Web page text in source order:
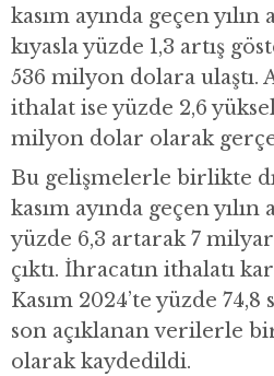
kasım ayında geçen
kıyasla yüzde 1,3 artış
536 milyon dolara ulaştı.
ithalat ise yüzde 2,6
milyon dolar olarak
Bu gelişmelerle birlikte
kasım ayında geçen yılın
yüzde 6,3 artarak 7
çıktı. İhracatın ithalatı
Kasım 2024’te yüzde
son açıklanan verilerle
olarak kaydedildi.